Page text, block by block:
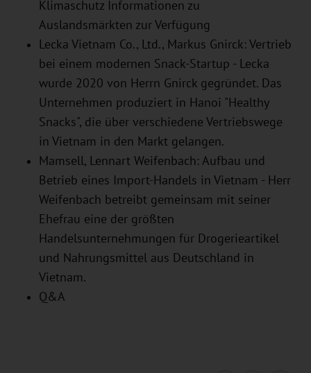
Klimaschutz Informationen zu
Auslandsmärkten zur Verfügung
Lecka Vietnam Co., Ltd., Markus Gnirck: Vertrieb
bei einem modernen Snack-Startup - Lecka
wurde 2020 von Herrn Gnirck gegründet. Das
Unternehmen produziert in Hanoi "Healthy
Snacks", die über verschiedene Vertriebswege
in Vietnam in den Markt gelangen.
Mamsell, Lennart Weifenbach: Aufbau und
Betrieb eines Import-Handels in Vietnam - Herr
Weifenbach betreibt gemeinsam mit seiner
Ehefrau eine der größten
Handelsunternehmungen für Drogerieartikel
und Nahrungsmittel aus Deutschland in
Vietnam.
Q&A